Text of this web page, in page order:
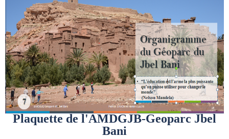
Plaquette de l'AMDGJB-Geoparc Jbel
Bani